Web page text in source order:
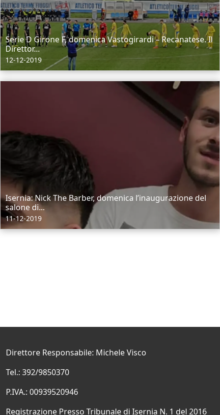
Serie D Girone F, domenica Vastogirardi – Recanatese. Il
Direttor...
12-12-2019
Isernia: Nick The Barber, domenica l’inaugurazione del
salone di...
11-12-2019
Direttore Responsabile: Michele Visco
Tel.: 392/9850370
P.IVA.: 00939520946
Registrazione Presso Tribunale di Isernia N. 1 del 2016